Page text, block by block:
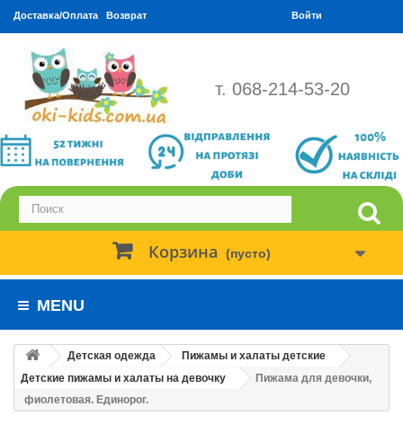
Доставка/Оплата Возврат Войти
т. 068-214-53-20
Корзина (пусто)
MENU
Детская одежда
Пижамы и халаты детские
Детские пижамы и халаты на девочку
Пижама для девочки,
фиолетовая. Единорог.